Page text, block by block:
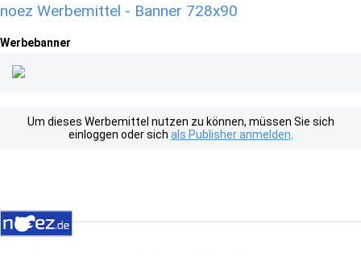
noez Werbemittel - Banner 728x90
Werbebanner
Um dieses Werbemittel nutzen zu können, müssen Sie sich
einloggen oder sich als Publisher anmelden